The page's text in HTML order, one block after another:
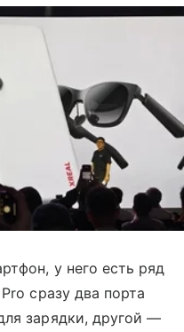
у него есть ряд
сразу два порта
зарядки, другой —